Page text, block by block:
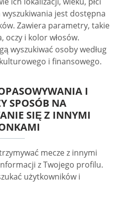
jest dostępna
Zawiera parametry, takie
oczy i kolor włosów.
wyszukiwać osoby według
i finansowego.
I
SPOSÓB NA
SIĘ Z INNYMI
mecze z innymi
z Twojego profilu.
użytkowników i